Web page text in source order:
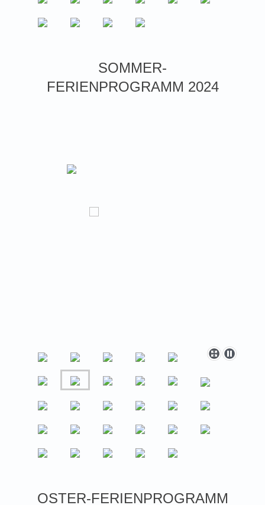
SOMMER-
FERIENPROGRAMM 2024
OSTER-FERIENPROGRAMM